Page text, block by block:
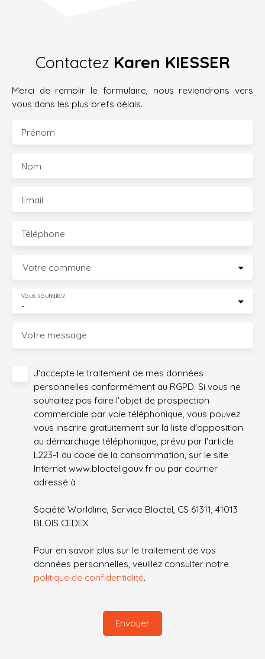
Contactez Karen KIESSER
Merci de remplir le formulaire, nous reviendrons vers
vous dans les plus brefs délais.
Prénom
Nom
Email
Téléphone
Votre commune
-
Vous souhaitez
Votre message
J'accepte le traitement de mes données
personnelles conformément au RGPD. Si vous ne
souhaitez pas faire l'objet de prospection
commerciale par voie téléphonique, vous pouvez
vous inscrire gratuitement sur la liste d'opposition
au démarchage téléphonique, prévu par l'article
L223-1 du code de la consommation, sur le site
Internet www.bloctel.gouv.fr ou par courrier
adressé à :
Société Worldline, Service Bloctel, CS 61311, 41013
BLOIS CEDEX.
Pour en savoir plus sur le traitement de vos
données personnelles, veuillez consulter notre
politique de confidentialité.
Envoyer